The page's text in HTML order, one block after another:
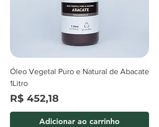
Óleo Vegetal Puro e Natural de Abacate
1Litro
Preço
R$ 452,18
Adicionar ao carrinho